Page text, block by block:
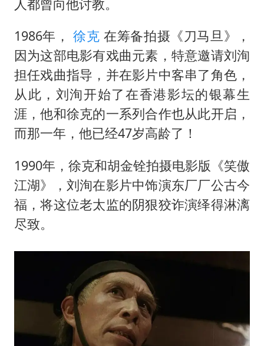
人都曾向他讨教。
1986年， 徐克在筹备拍摄《刀马旦》，
因为这部电影有戏曲元素，特意邀请刘洵
担任戏曲指导，并在影片中客串了角色，
从此，刘洵开始了在香港影坛的银幕生
涯，他和徐克的一系列合作也从此开启，
而那一年，他已经47岁高龄了！
1990年，徐克和胡金铨拍摄电影版《笑傲
江湖》，刘洵在影片中饰演东厂厂公古今
福，将这位老太监的阴狠狡诈演绎得淋漓
尽致。